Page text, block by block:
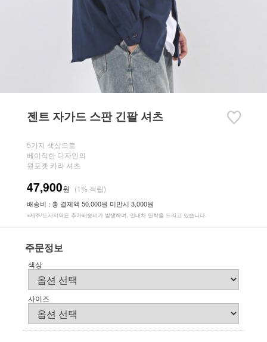
젠트 자가드 스판 긴팔 셔츠
5가지 색상으로
베이직한 디자인의
원포켓 카라 셔츠
47,900원 (1% 적립)
배송비 : 총 결제액 50,000원 미만시 3,000원
※제주/도서지역은 추가배송비가 발생하며, 안내차 연락을 드리고 있습니다.
주문정보
색상
사이즈